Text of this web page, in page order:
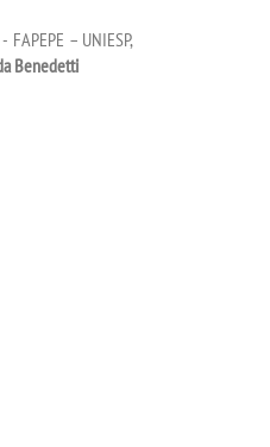
- FAPEPE – UNIESP,
Benedetti